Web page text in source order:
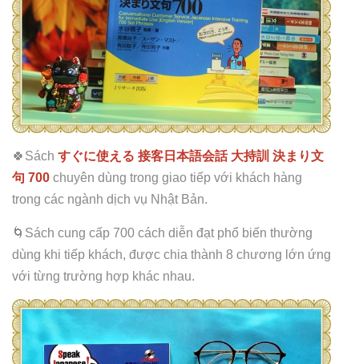
🍀Sách すぐに使える 接客日本語会話 大持訓 決まり文
句 700 chuyên dùng trong giao tiếp với khách hàng
trong các ngành dịch vụ Nhật Bản.
🌀Sách cung cấp 700 cách diễn đạt phổ biến thường
dùng khi tiếp khách, được chia thành 8 chương lớn ứng
với từng trường hợp khác nhau.